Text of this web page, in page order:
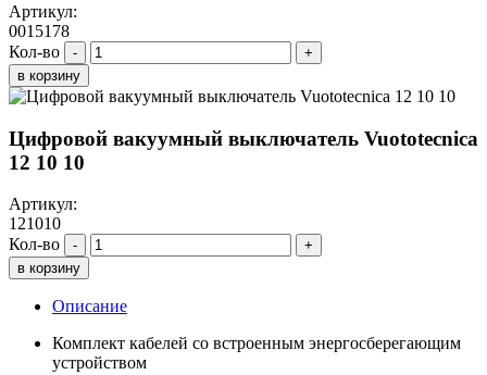
Артикул:
0015178
Кол-во
-
+
в корзину
Цифровой вакуумный выключатель Vuototecnica
12 10 10
Артикул:
121010
Кол-во
-
+
в корзину
Описание
Комплект кабелей со встроенным энергосберегающим
устройством